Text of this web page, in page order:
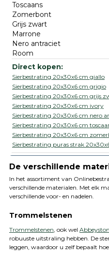
Toscaans
Zomerbont
Grijs zwart
Marrone
Nero antraciet
Room
Sierbestrating 20x30x6 cm giallo
Sierbestrating 20x30x6 cm grigio
Sierbestrating 20x30x6 cm grijs
Sierbestrating 20x30x6 cm ivory
Sierbestrating 20x30x6 cm nero
Sierbestrating 20x30x6 cm
Sierbestrating 20x30x6 cm
Sierbestrating puras strak
De verschillende
In het assortiment van
verschillende materialen. Met elk
verschillende voor- en nadelen.
Trommelstenen
Trommelstenen, ook wel
robuuste uitstraling hebben. De
leggen, waardoor u zelf bepaalt